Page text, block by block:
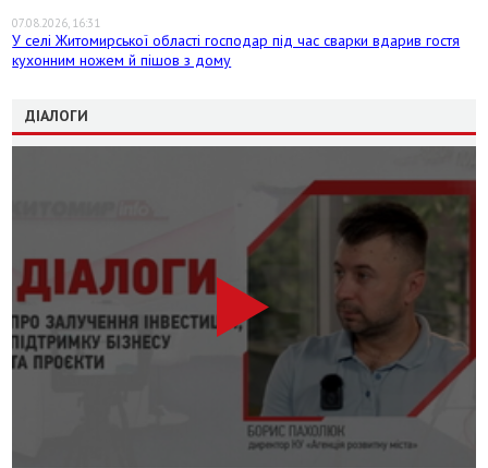
07.08.2026, 16:31
У селі Житомирської області господар під час сварки вдарив гостя
кухонним ножем й пішов з дому
ДІАЛОГИ